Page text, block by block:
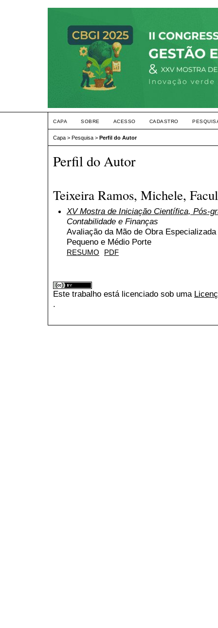
CAPA SOBRE ACESSO CADASTRO
Capa > Pesquisa > Perfil do Autor
Perfil do Autor
Teixeira Ramos, Michele,
XV Mostra de Iniciação Científica, Pós-
Contabilidade e Finanças
Avaliação da Mão de Obra
Pequeno e Médio Porte
RESUMO PDF
Este trabalho está licenciado sob uma
.